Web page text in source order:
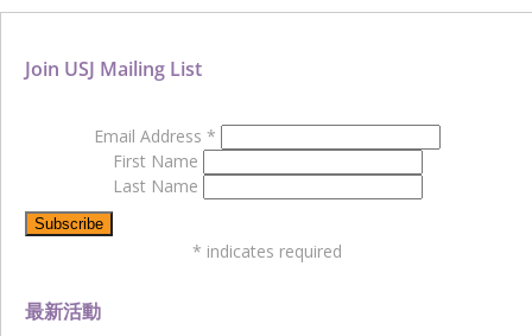
最新活動
Join USJ Mailing List
Email Address *
First Name
Last Name
* indicates required